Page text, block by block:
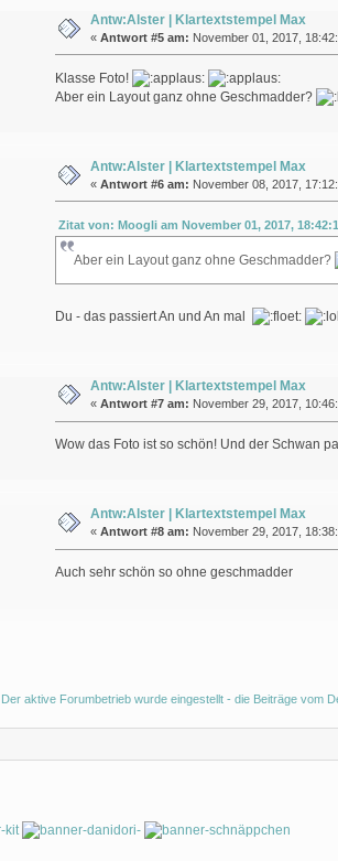
Antw:Alster | Klartextstempel Max
« Antwort #5 am: November 01, 2017,
Klasse Foto!
Aber ein Layout ganz ohne Geschmadder?
Antw:Alster | Klartextstempel Max
« Antwort #6 am: November 08, 2017,
Zitat von: Moogli am November 01, 2017,
Aber ein Layout ganz ohne Geschmadder?
Du - das passiert An und An mal
Antw:Alster | Klartextstempel Max
« Antwort #7 am: November 29, 2017,
Wow das Foto ist so schön! Und der Schwan
Antw:Alster | Klartextstempel Max
« Antwort #8 am: November 29, 2017,
Auch sehr schön so ohne geschmadder
Der aktive Forumbetrieb wurde eingestellt - die Beiträge vom